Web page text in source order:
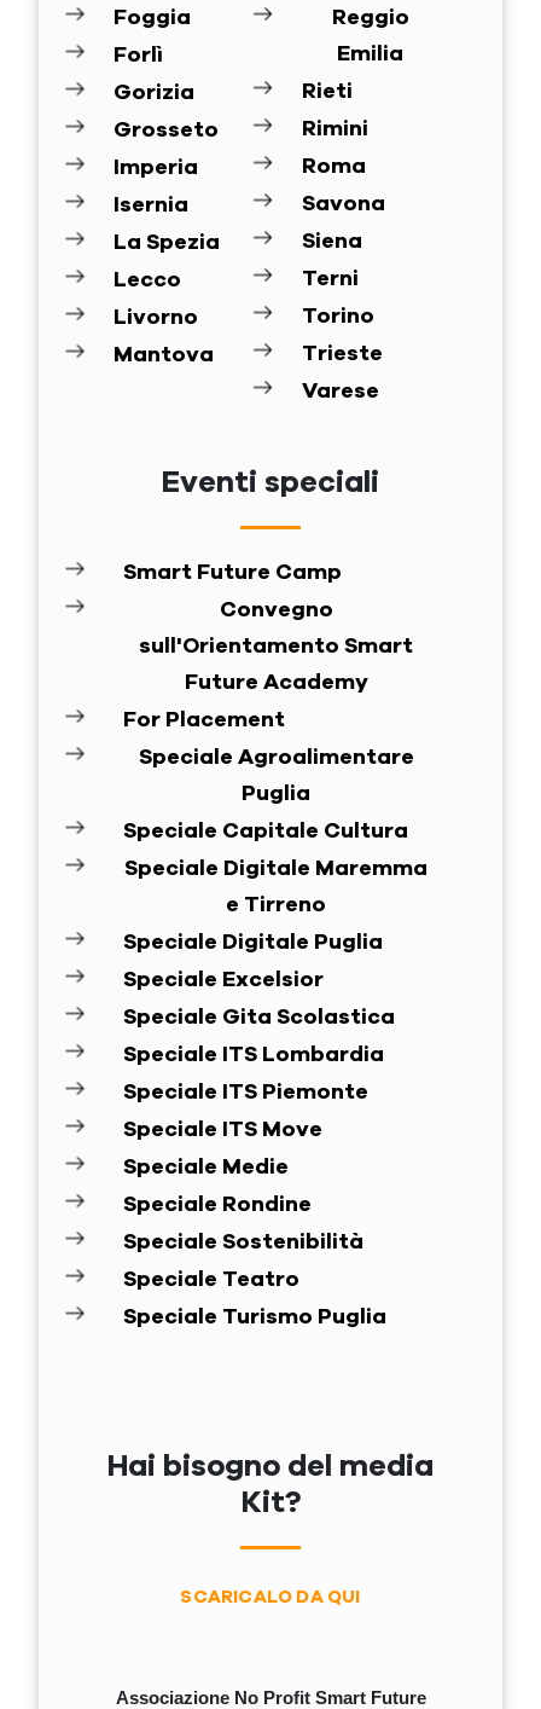
Foggia
Forlì
Gorizia
Grosseto
Imperia
Isernia
La Spezia
Lecco
Livorno
Mantova
Reggio
Emilia
Rieti
Rimini
Roma
Savona
Siena
Terni
Torino
Trieste
Varese
Eventi speciali
Smart Future Camp
Convegno
sull'Orientamento Smart
Future Academy
For Placement
Speciale Agroalimentare
Puglia
Speciale Capitale Cultura
Speciale Digitale Maremma
e Tirreno
Speciale Digitale Puglia
Speciale Excelsior
Speciale Gita Scolastica
Speciale ITS Lombardia
Speciale ITS Piemonte
Speciale ITS Move
Speciale Medie
Speciale Rondine
Speciale Sostenibilità
Speciale Teatro
Speciale Turismo Puglia
Hai bisogno del media
Kit?
SCARICALO DA QUI
Associazione No Profit Smart Future